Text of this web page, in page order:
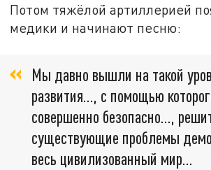
Потом тяжёлой артиллерией
медики и начинают песню:
Мы давно вышли на такой
развития..., с помощью
совершенно безопасно...,
существующие проблемы
весь цивилизованный мир…